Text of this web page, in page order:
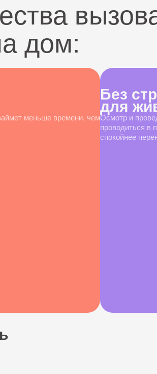
дом:
меньше времени, чем
Без
для
Осмотр и
проводиться в
спокойнее